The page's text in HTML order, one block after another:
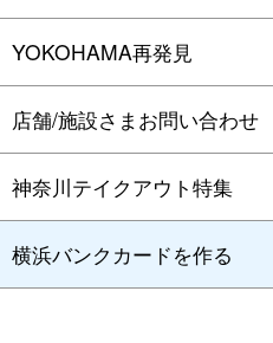
YOKOHAMA再発見
店舗/施設さまお問い合わせ
神奈川テイクアウト特集
横浜バンクカードを作る